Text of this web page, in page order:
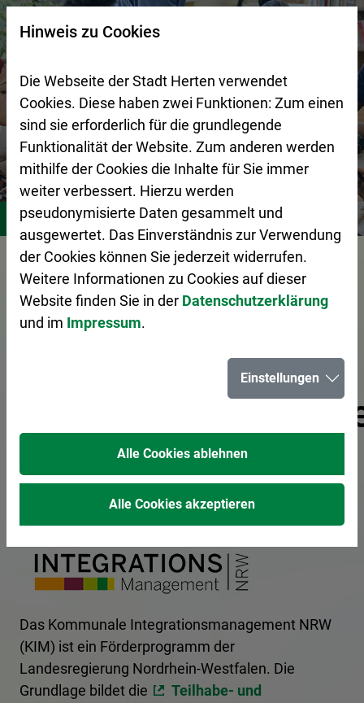
Zur Startseite (Schnelltaste 0)
Zum Seitenanfang springen (Schnelltaste A)
Zur Navigation/Menü springen (Schnelltaste M)
Zur Suche springen (Schnelltaste 8)
Zum Inhalt springen (Schnelltaste I)
Zum Fußbereich springen (Schnelltaste Z)
Stadtleben Soziales Kommunales
Vorlesen
Kommunales
(KIM)
Das Kommunale Integrationsmanagement NRW
(KIM) ist ein Förderprogramm der
Landesregierung Nordrhein-Westfalen. Die
Grundlage bildet die
Teilhabe- und
Suchseite mit Schnellsuche
Hinweis zu Cookies
Die Webseite der Stadt Herten verwendet
Cookies. Diese haben zwei Funktionen: Zum einen
sind sie erforderlich für die grundlegende
Funktionalität der Website. Zum anderen werden
mithilfe der Cookies die Inhalte für Sie immer
weiter verbessert. Hierzu werden
pseudonymisierte Daten gesammelt und
ausgewertet. Das Einverständnis zur Verwendung
der Cookies können Sie jederzeit widerrufen.
Weitere Informationen zu Cookies auf dieser
Website finden Sie in der Datenschutzerklärung
und im Impressum.
Einstellungen
Alle Cookies ablehnen
Alle Cookies akzeptieren